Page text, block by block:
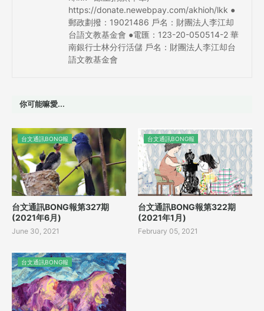
https://donate.newebpay.com/akhioh/lkk ●
郵政劃撥：19021486 戶名：財團法人李江却
台語文教基金會 ●電匯：123-20-050514-2 華
南銀行士林分行活儲 戶名：財團法人李江却台
語文教基金會
你可能嘛愛...
台文通訊BONG報
台文通訊BONG報第327期
(2021年6月)
June 30, 2021
台文通訊BONG報
台文通訊BONG報第322期
(2021年1月)
February 05, 2021
台文通訊BONG報